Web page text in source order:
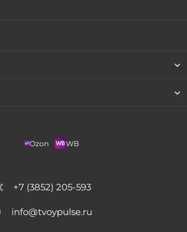
Ozon WB
+7 (3852) 205-593
info@tvoypulse.ru